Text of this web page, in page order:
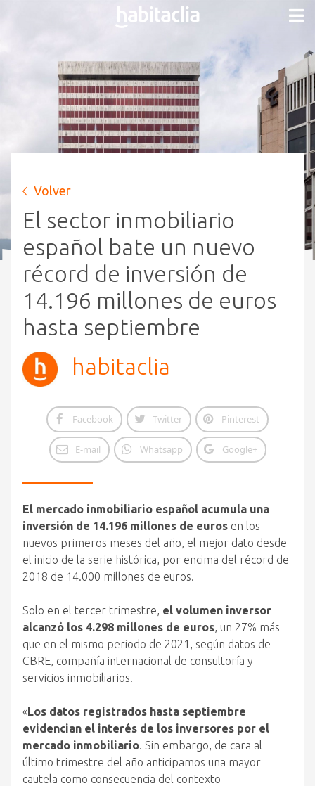
Volver
El sector inmobiliario
español bate un nuevo
récord de inversión de
14.196 millones de euros
hasta septiembre
habitaclia
Facebook Twitter Pinterest
E-mail Whatsapp Google+
El mercado inmobiliario español acumula una
inversión de 14.196 millones de euros en los
nuevos primeros meses del año, el mejor dato desde
el inicio de la serie histórica, por encima del récord de
2018 de 14.000 millones de euros.
Solo en el tercer trimestre, el volumen inversor
alcanzó los 4.298 millones de euros, un 27% más
que en el mismo periodo de 2021, según datos de
CBRE, compañía internacional de consultoría y
servicios inmobiliarios.
«Los datos registrados hasta septiembre
evidencian el interés de los inversores por el
mercado inmobiliario. Sin embargo, de cara al
último trimestre del año anticipamos una mayor
cautela como consecuencia del contexto